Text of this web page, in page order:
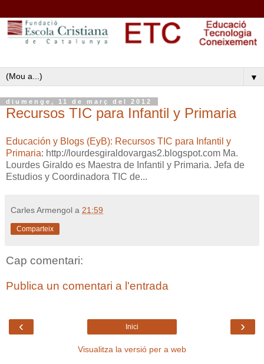
▼
diumenge, 11 de març del 2012
Recursos TIC para Infantil y Primaria
Educación y Blogs (EyB): Recursos TIC para Infantil y
Primaria: http://lourdesgiraldovargas2.blogspot.com Ma.
Lourdes Giraldo es Maestra de Infantil y Primaria. Jefa de
Estudios y Coordinadora TIC de...
Carles Armengol a 21:59
Comparteix
Cap comentari:
Publica un comentari a l'entrada
‹ ›
Inici
Visualitza la versió per a web